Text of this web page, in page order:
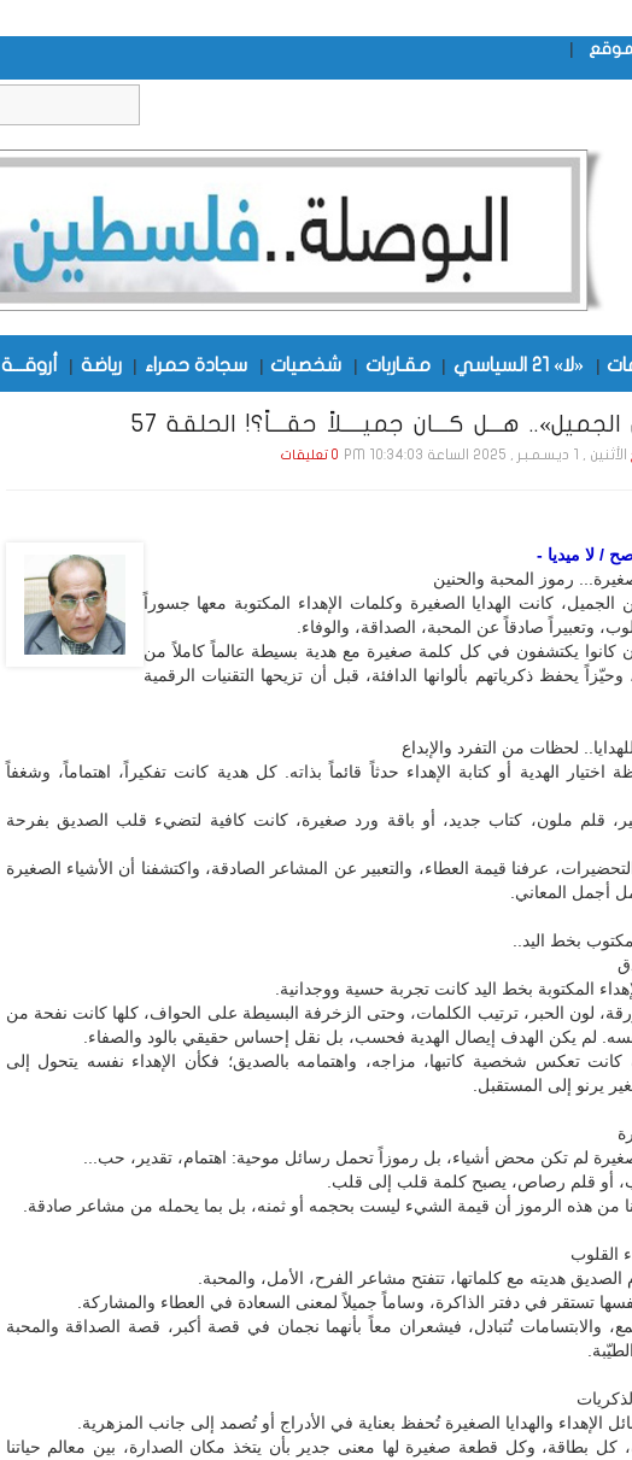
|
| «لا» 21 السياسي | مقـاربات | شخصيات | سجادة حمراء | رياضة | أروقـــة
هـــل كـــان جميــــلاً حقـــاً؟! الحلقة 57
الأثنين , 1 ديـسـمـبـر , 2025 الساعة 10:34:03 PM 0 تعليقات
/ لا ميديا -
رموز المحبة والحنين
الجميل، كانت الهدايا الصغيرة وكلمات الإهداء المكتوبة معها جسوراً
وتعبيراً صادقاً عن المحبة، الصداقة، والوفاء.
كانوا يكتشفون في كل كلمة صغيرة مع هدية بسيطة عالماً كاملاً من
وحيّزاً يحفظ ذكرياتهم بألوانها الدافئة، قبل أن تزيحها التقنيات الرقمية
لحظات من التفرد والإبداع
اختيار الهدية أو كتابة الإهداء حدثاً قائماً بذاته. كل هدية كانت تفكيراً، اهتماماً، وشغفاً
قلم ملون، كتاب جديد، أو باقة ورد صغيرة، كانت كافية لتضيء قلب الصديق بفرحة
عرفنا قيمة العطاء، والتعبير عن المشاعر الصادقة، واكتشفنا أن الأشياء الصغيرة
أجمل المعاني.
بخط اليد..
المكتوبة بخط اليد كانت تجربة حسية ووجدانية.
لون الحبر، ترتيب الكلمات، وحتى الزخرفة البسيطة على الحواف، كلها كانت نفحة من
لم يكن الهدف إيصال الهدية فحسب، بل نقل إحساس حقيقي بالود والصفاء.
تعكس شخصية كاتبها، مزاجه، واهتمامه بالصديق؛ فكأن الإهداء نفسه يتحول إلى
يرنو إلى المستقبل.
لم تكن محض أشياء، بل رموزاً تحمل رسائل موحية: اهتمام، تقدير، حب...
أو قلم رصاص، يصبح كلمة قلب إلى قلب.
من هذه الرموز أن قيمة الشيء ليست بحجمه أو ثمنه، بل بما يحمله من مشاعر صادقة.
القلوب
هديته مع كلماتها، تتفتح مشاعر الفرح، الأمل، والمحبة.
تستقر في دفتر الذاكرة، وساماً جميلاً لمعنى السعادة في العطاء والمشاركة.
والابتسامات تُتبادل، فيشعران معاً بأنهما نجمان في قصة أكبر، قصة الصداقة والمحبة
الإهداء والهدايا الصغيرة تُحفظ بعناية في الأدراج أو تُصمد إلى جانب المزهرية.
كل بطاقة، وكل قطعة صغيرة لها معنى جدير بأن يتخذ مكان الصدارة، بين معالم حياتنا